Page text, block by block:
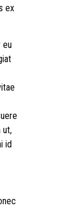
ex
eu
ut,
id